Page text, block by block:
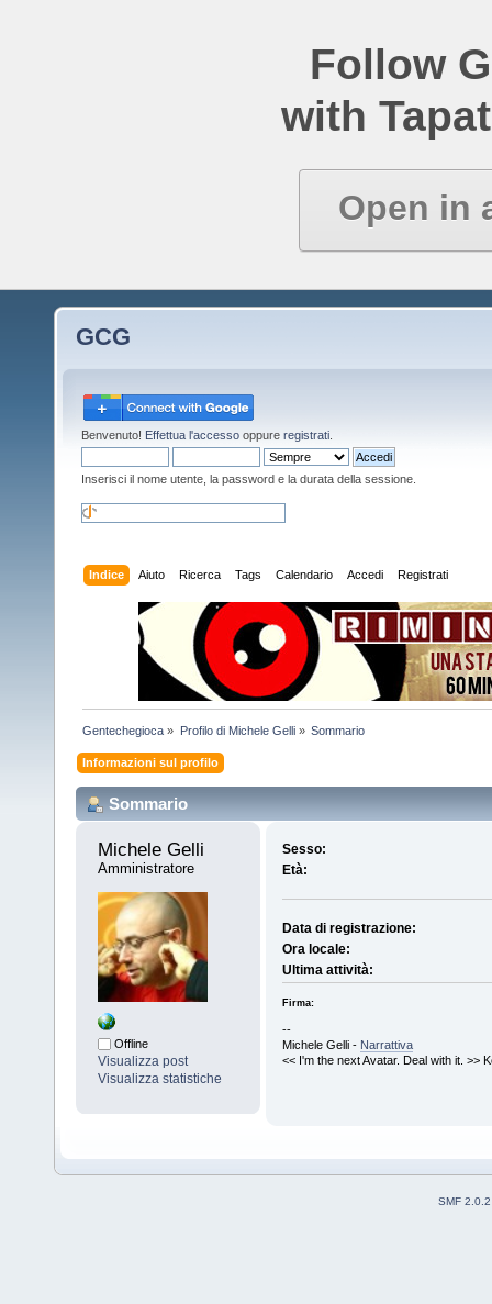
Follow
with
Open in
GCG
Benvenuto! Effettua l'accesso oppure registrati
Inserisci il nome utente, la password e la durata della sessione.
Indice Aiuto Ricerca Tags Calendario Accedi Registrati
Gentechegioca » Profilo di Michele Gelli» Sommario
Informazioni sul profilo
Sommario
Michele Gelli
Amministratore
Offline
Visualizza post
Visualizza statistiche
Sesso:
Età:
Data di registrazione:
Ora locale:
Ultima attività:
Firma:
--
Michele Gelli - Narrattiva
<< I'm the next Avatar. Deal with it. >>
SMF 2.0.2